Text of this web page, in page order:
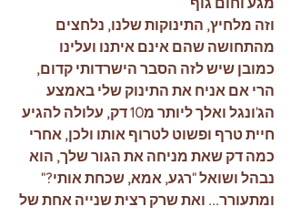
וזה מלחיץ, התינוקות שלנו, נלחצים
מהתחושה שהם אינם איתנו ועלינו
כמובן שיש לזה הסבר הישרדותי קדום,
הרי אם אניח את התינוק שלי באמצע
הג'ונגל ואלך ליותר מ10 דק, עלולה להגיע
חיית טרף ופשוט לטרוף אותו ולכן, אחרי
כמה דק שאת מניחה את הגור שלך, הוא
נבהל ושואל "רגע, אמא, שכחת אותי?"
ומתעורר... ואת שרק רצית שנייה אחת של